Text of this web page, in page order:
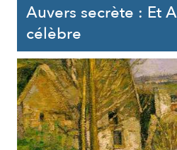
Auvers secrète : Et
célèbre